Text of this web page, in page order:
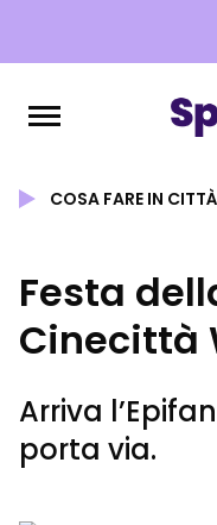
COSA FARE IN CITTÀ
Festa
Cinecittà
Arriva
porta via.